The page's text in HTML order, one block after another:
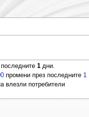
1дни.
промени през последните 1|
влезли потребители